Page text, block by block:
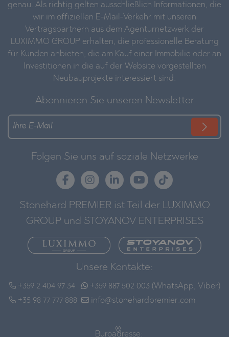
genau. Als richtig gelten ausschließlich Informationen, die
wir im offiziellen E-Mail-Verkehr mit unseren
Vertragspartnern aus dem Agenturnetzwerk der
LUXIMMO GROUP erhalten, die professionelle Beratung
für Kunden anbieten, die am Kauf einer Immobilie oder an
Investitionen in die auf der Website vorgestellten
Neubauprojekte interessiert sind.
Abonnieren Sie unseren Newsletter
Folgen Sie uns auf soziale Netzwerke
Stonehard PREMIER ist Teil der LUXIMMO
GROUP und STOYANOV ENTERPRISES
Unsere Kontakte:
+359 2 404 97 34
+35 98 77 777 888
+359 887 502 003 (WhatsApp, Viber)
info@stonehardpremier.com
Büroadresse: